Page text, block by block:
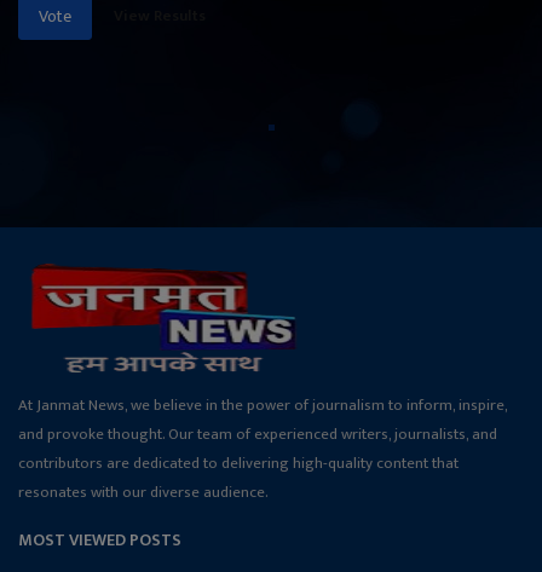
Vote
At Janmat News, we believe in the power of journalism to inform, inspire,
and provoke thought. Our team of experienced writers, journalists, and
contributors are dedicated to delivering high-quality content that
resonates with our diverse audience.
MOST VIEWED POSTS